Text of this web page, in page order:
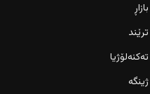
بازاڕ
ترێند
تەکنەلۆژیا
ژینگە